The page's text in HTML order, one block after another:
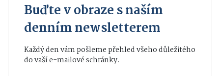
Buďte v obraze s naším
denním newsletterem
Každý den vám pošleme přehled všeho důležitého
do vaší e-mailové schránky.